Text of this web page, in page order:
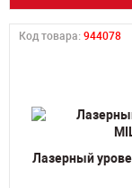
Код товара: 944078
Лазерный